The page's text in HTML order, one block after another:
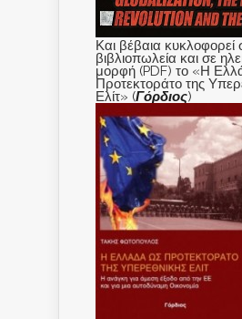
Και βέβαια κυκλοφορεί
βιβλιοπωλεία και σε
μορφή (PDF) το «Η
Προτεκτοράτο της
Ελίτ» (Γόρδιος)